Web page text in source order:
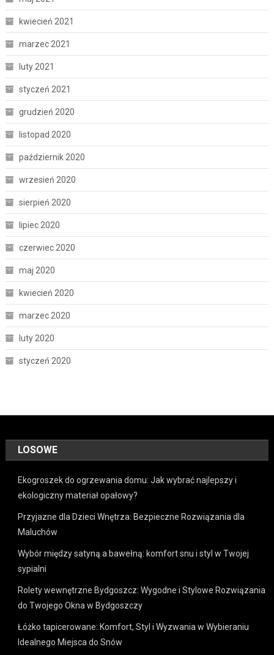
kwiecień 2021
marzec 2021
luty 2021
styczeń 2021
grudzień 2020
listopad 2020
październik 2020
wrzesień 2020
sierpień 2020
lipiec 2020
czerwiec 2020
maj 2020
kwiecień 2020
marzec 2020
luty 2020
styczeń 2020
LOSOWE
Ekogroszek do ogrzewania domu: Jak wybrać najlepszy i
ekologiczny materiał opałowy?
Przyjazne dla Dzieci Wnętrza: Bezpieczne Rozwiązania dla
Maluchów
Wybór między satyną a bawełną: komfort snu i styl w Twojej
sypialni
Rolety wewnętrzne Bydgoszcz: Wygodne i Stylowe Rozwiązania
do Twojego Okna w Bydgoszczy
Łóżko tapicerowane: Komfort, Styl i Wyzwania w Wybieraniu
Idealnego Miejsca do Snów